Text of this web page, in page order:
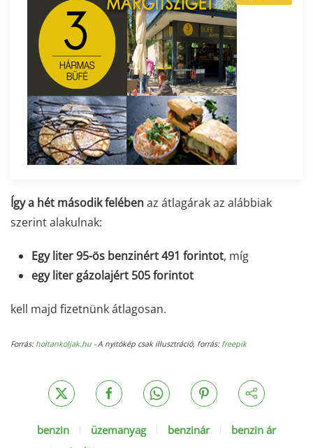
Így a hét második felébenaz átlagárak az alábbiak
szerint alakulnak:
Egy liter 95-ös benzinért 491 forintot, míg
egy liter gázolajért 505 forintot
kell majd fizetnünk átlagosan.
Forrás: holtankoljak.hu - A nyitókép csak illusztráció, forrás: freepik
benzin üzemanyag benzinár
benzin ár